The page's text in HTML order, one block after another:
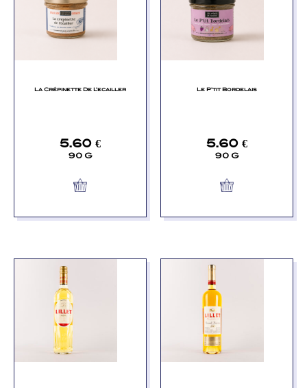
La Crépinette De L’ecailler
5.60 €
90 G
Le P’tit Bordelais
5.60 €
90 G